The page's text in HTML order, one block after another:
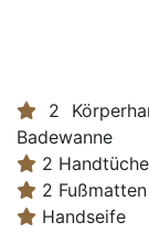
2
Badewanne
2
2 Fußmatten
Handseife